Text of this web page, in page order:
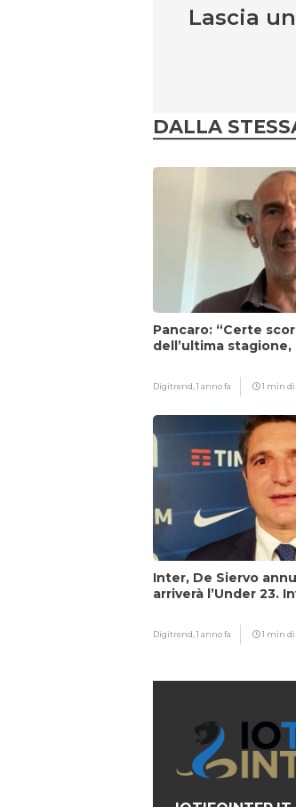
Lascia
DALLA
Pancaro: “Certe
dell’ultima
Digitrend,1 anno fa 1 min
Inter, De Siervo
arriverà l’Under 23.
Digitrend,1 anno fa 1 min